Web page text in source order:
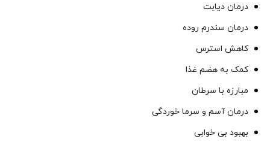
درمان دیابت
درمان سندرم روده
کاهش استرس
کمک به هضم غذا
مبارزه با سرطان
درمان آسم و سرما خوردگی
بهبود بی خوابی